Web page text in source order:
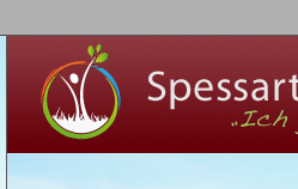
User menu